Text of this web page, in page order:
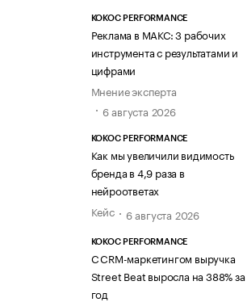
KOKOC PERFORMANCE
Реклама в МАКС: 3 рабочих
инструмента с результатами и
цифрами
Мнение эксперта
6 августа 2026
KOKOC PERFORMANCE
Как мы увеличили видимость
бренда в 4,9 раза в
нейроответах
Кейс
6 августа 2026
KOKOC PERFORMANCE
С CRM-маркетингом выручка
Street Beat выросла на 388% за
год